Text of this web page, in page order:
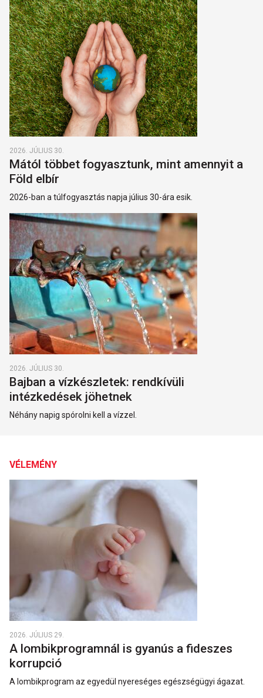
2026. JÚLIUS 30.
Mától többet fogyasztunk, mint amennyit a
Föld elbír
2026-ban a túlfogyasztás napja július 30-ára esik.
2026. JÚLIUS 30.
Bajban a vízkészletek: rendkívüli
intézkedések jöhetnek
Néhány napig spórolni kell a vízzel.
VÉLEMÉNY
2026. JÚLIUS 29.
A lombikprogramnál is gyanús a fideszes
korrupció
A lombikprogram az egyedül nyereséges egészségügyi ágazat.